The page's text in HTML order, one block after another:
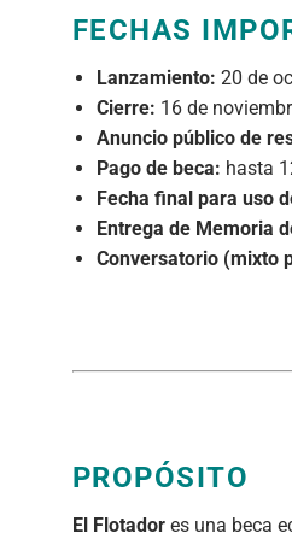
FECHAS
Lanzamiento: 20 de
Cierre: 16 de
Anuncio público de
Pago de beca: hasta
Fecha final para uso
Entrega de Memoria
Conversatorio (mixto
PROPÓSITO
El Flotador es una beca